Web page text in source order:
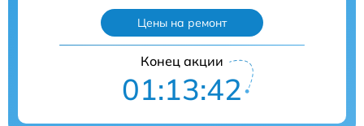
Цены на ремонт
Конец акции
01:13:41